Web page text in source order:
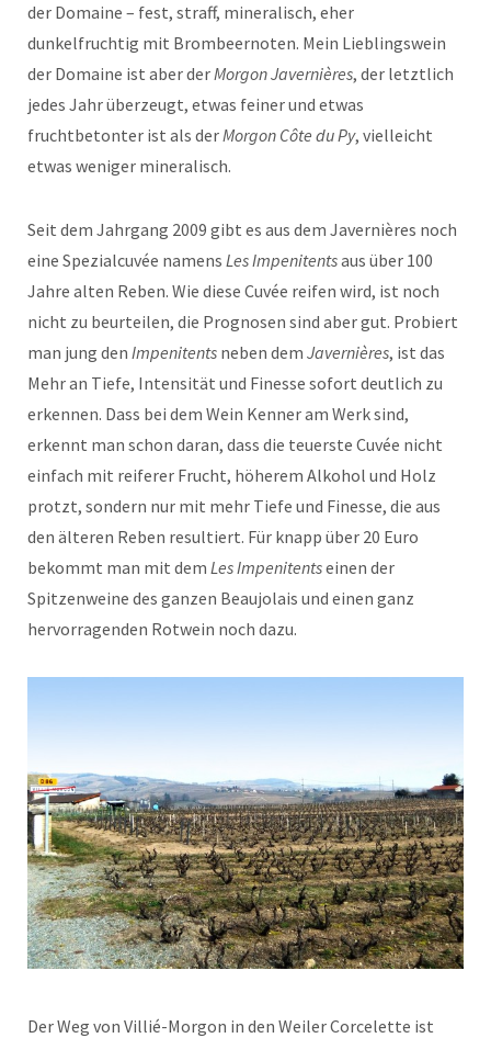
der Domaine – fest, straff, mineralisch, eher
dunkelfruchtig mit Brombeernoten. Mein Lieblingswein
der Domaine ist aber derMorgon Javernières, der letztlich
jedes Jahr überzeugt, etwas feiner und etwas
fruchtbetonter ist als derMorgon Côte du Py, vielleicht
etwas weniger mineralisch.
Seit dem Jahrgang 2009 gibt es aus dem Javernières noch
eine Spezialcuvée namens Les Impenitentsaus über 100
Jahre alten Reben. Wie diese Cuvée reifen wird, ist noch
nicht zu beurteilen, die Prognosen sind aber gut. Probiert
man jung den Impenitents neben dem Javernières, ist das
Mehr an Tiefe, Intensität und Finesse sofort deutlich zu
erkennen. Dass bei dem Wein Kenner am Werk sind,
erkennt man schon daran, dass die teuerste Cuvée nicht
einfach mit reiferer Frucht, höherem Alkohol und Holz
protzt, sondern nur mit mehr Tiefe und Finesse, die aus
den älteren Reben resultiert. Für knapp über 20 Euro
bekommt man mit dem Les Impenitentseinen der
Spitzenweine des ganzen Beaujolais und einen ganz
hervorragenden Rotwein noch dazu.
Der Weg von Villié-Morgon in den Weiler Corcelette ist